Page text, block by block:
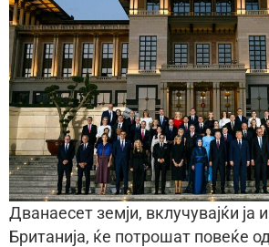
Дванаесет земји, вклучувајќи ја
Британија, ќе потрошат повеќе